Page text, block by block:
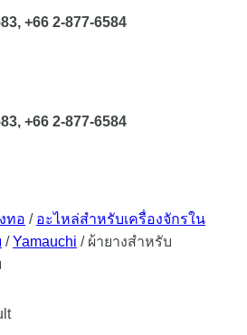
+66 2-877-6584
+66 2-877-6584
ทอ / อะไหล่สำหรับเครื่องจักรใน
/ Yamauchi /ผ้ายางสำหรับ